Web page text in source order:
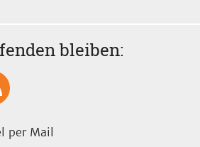
bleiben:
per Mail